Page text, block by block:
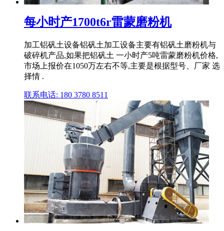
每小时产1700t6r雷蒙磨粉机
加工铝矾土设备铝矾土加工设备主要有铝矾土磨粉机与
破碎机产品,如果把铝矾土 一小时产5吨雷蒙磨粉机价格,
市场上报价在1050万左右不等,主要是根据型号、厂家 选
择情 .
联系电话: 180 3780 8511